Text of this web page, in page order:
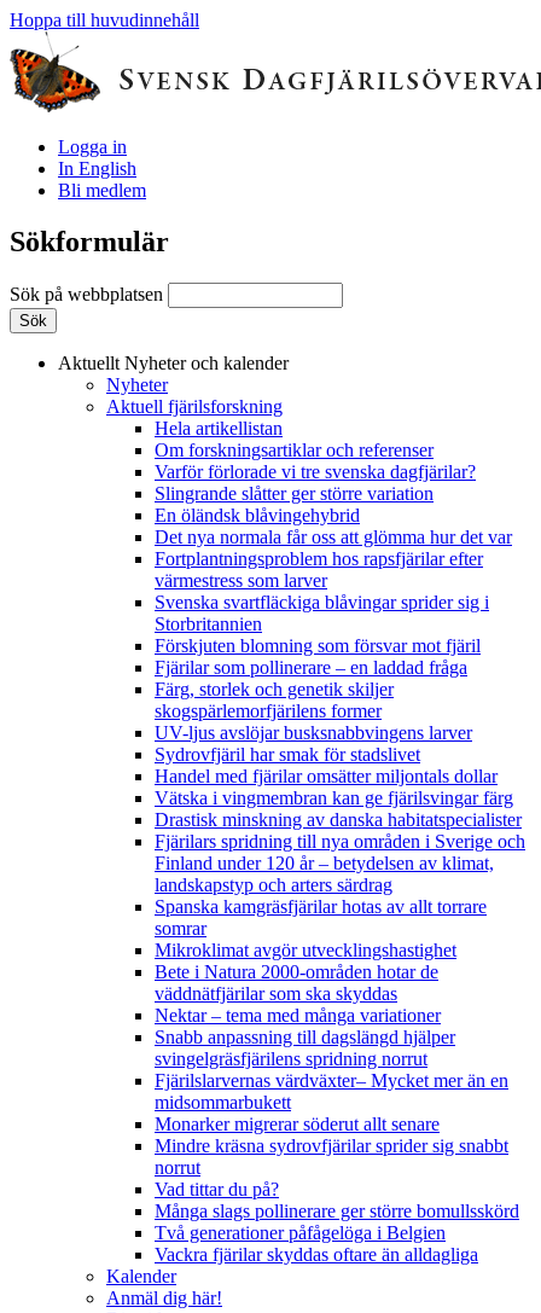
Hoppa till huvudinnehåll
Logga in
In English
Bli medlem
Sökformulär
Sök på webbplatsen
Aktuellt Nyheter och kalender
Nyheter
Aktuell fjärilsforskning
Hela artikellistan
Om forskningsartiklar och referenser
Varför förlorade vi tre svenska dagfjärilar?
Slingrande slåtter ger större variation
En öländsk blåvingehybrid
Det nya normala får oss att glömma hur det var
Fortplantningsproblem hos rapsfjärilar efter
värmestress som larver
Svenska svartfläckiga blåvingar sprider sig i
Storbritannien
Förskjuten blomning som försvar mot fjäril
Fjärilar som pollinerare – en laddad fråga
Färg, storlek och genetik skiljer
skogspärlemorfjärilens former
UV-ljus avslöjar busksnabbvingens larver
Sydrovfjäril har smak för stadslivet
Handel med fjärilar omsätter miljontals dollar
Vätska i vingmembran kan ge fjärilsvingar färg
Drastisk minskning av danska habitatspecialister
Fjärilars spridning till nya områden i Sverige och
Finland under 120 år– betydelsen av klimat,
landskapstyp och arters särdrag
Spanska kamgräsfjärilar hotas av allt torrare
somrar
Mikroklimat avgör utvecklingshastighet
Bete i Natura 2000-områden hotar de
väddnätfjärilar som ska skyddas
Nektar – tema med många variationer
Snabb anpassning till dagslängd hjälper
svingelgräsfjärilens spridning norrut
Fjärilslarvernas värdväxter– Mycket mer än en
midsommarbukett
Monarker migrerar söderut allt senare
Mindre kräsna sydrovfjärilar sprider sig snabbt
norrut
Vad tittar du på?
Många slags pollinerare ger större bomullsskörd
Två generationer påfågelöga i Belgien
Vackra fjärilar skyddas oftare än alldagliga
Kalender
Anmäl dig här!